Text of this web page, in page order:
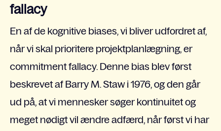
fallacy
En af de kognitive biases, vi bliver udfordret af,
når vi skal prioritere projektplanlægning, er
commitment fallacy. Denne bias blev først
beskrevet af Barry M. Staw i 1976, og den går
ud på, at vi mennesker søger kontinuitet og
meget nødigt vil ændre adfærd, når først vi har